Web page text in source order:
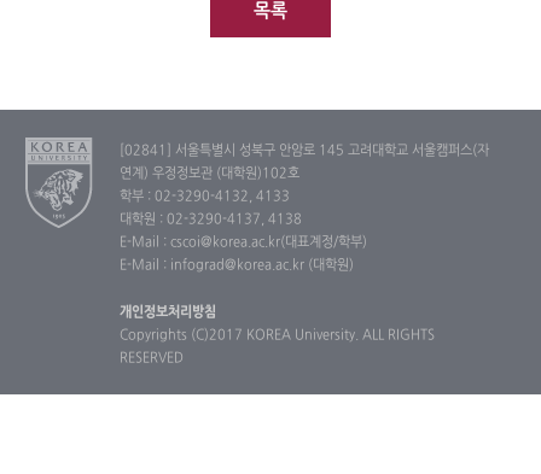
목록
[02841] 서울특별시 성북구 안암로 145 고려대학교 서울캠퍼스(자
연계) 우정정보관 (대학원)102호
학부 : 02-3290-4132, 4133
대학원 : 02-3290-4137, 4138
E-Mail : cscoi@korea.ac.kr(대표계정/학부)
E-Mail : infograd@korea.ac.kr (대학원)
개인정보처리방침
Copyrights (C)2017 KOREA University. ALL RIGHTS
RESERVED